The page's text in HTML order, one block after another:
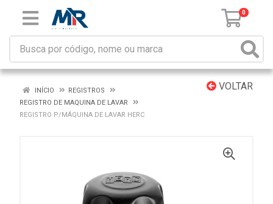
0
VOLTAR
INÍCIO
REGISTROS
REGISTRO DE MAQUINA DE LAVAR
REGISTRO P/MÁQUINA DE LAVAR HERC